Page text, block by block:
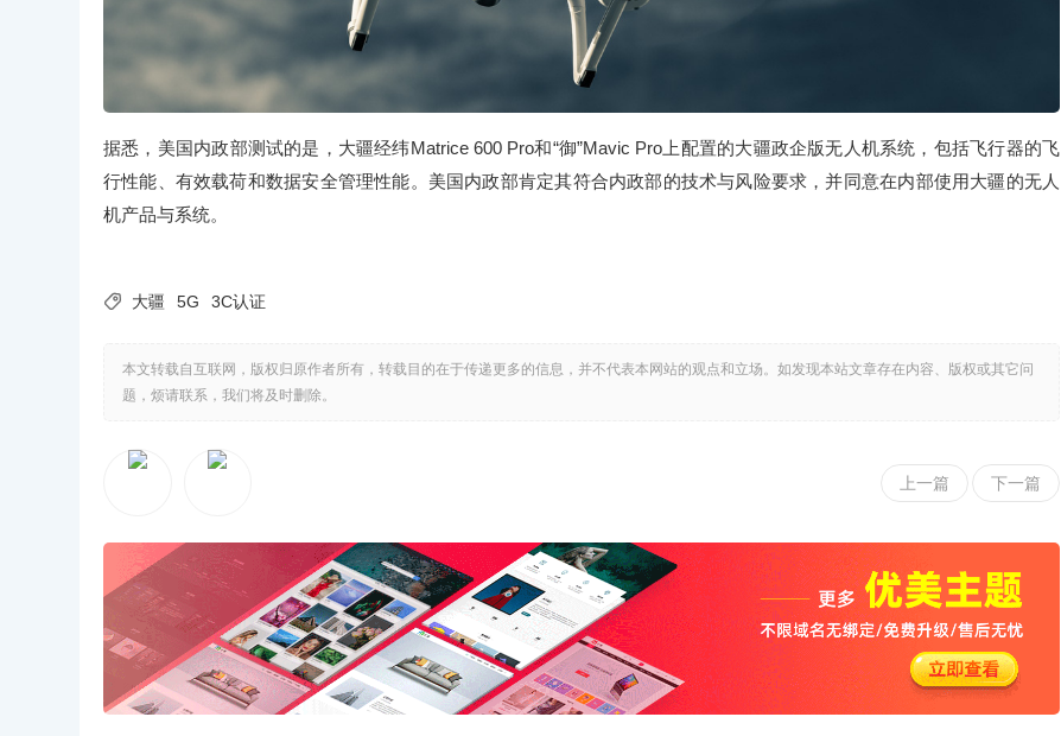
据悉，美国内政部测试的是，大疆经纬Matrice 600 Pro和“御”Mavic Pro上配置的大疆政企版无人机系统，包括飞行器的飞
行性能、有效载荷和数据安全管理性能。美国内政部肯定其符合内政部的技术与风险要求，并同意在内部使用大疆的无人
机产品与系统。
 大疆 5G 3C认证
本文转载自互联网，版权归原作者所有，转载目的在于传递更多的信息，并不代表本网站的观点和立场。如发现本站文章存在内容、版权或其它问
题，烦请联系，我们将及时删除。
上一篇 下一篇